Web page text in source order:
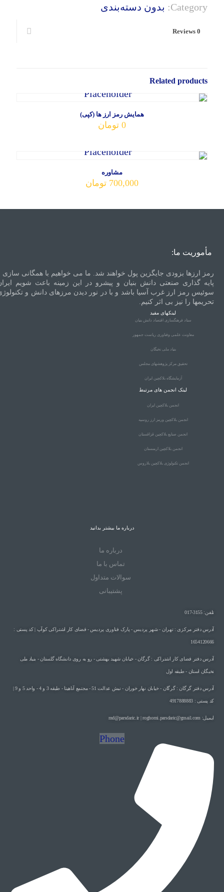
بلاکچین،
و
Category: بدون دسته‌بندی
Reviews 0
Related products
همایش رمز ارز ها (کپی)
0 تومان
مشاوره
700,000 تومان
مأموریت ما:
رمز ارزها بزودی جایگزین پول خواهند شد. ما می خواهیم با همگانی سازی
پایه گذاری صنعتی دانش بنیان و پیشرو در این زمینه باعث شویم
سوئیس رمز ارز غرب آسیا باشد و با در نور دیدن مرزهای دانش و
تحریمها را نیز بی اثر کنیم.
لینکهای مفید
ستاد فرهنگسازی اقتصاد دانش بنیان
معاونت علمی وفناوری ریاست جمهور
بنیاد ملی نخبگان
تحقیق مرکز پژوهشهای مجلس
آزمایشگاه بلاکچین ایران
لینک انجمن های مرتبط
انجمن بلاکچین ایران
انجمن بلاکچین ورمز ارز روسیه
انجمن صنایع بلاکچین قزاقستان
انجمن بلاکچین ارمنستان
انجمن تکنولوژی بلاکچین بلاروس
درباره ما بیشتر بدانید
درباره ما
تماس با ما
سوالات متداول
پشتیبانی
تلفن: 3155-017
آدرس دفتر مرکزی : تهران - شهر پردیس - پارک فناوری پردیس - فضای کار اشتراکی کوآپ | کد پستی :
1654120666
آدرس دفتر فضای کار اشتراکی : گرگان - خیابان شهید بهشتی - رو به روی دانشگاه گلستان - بنیاد ملی
نخبگان استان - طبقه اول
آدرس دفتر گرگان : گرگان - خيابان نهار خوران - نبش عدالت 51 - مجتمع آناهيتا - طبقه 3 و 4 - واحد 5 و 9 |
کد پستی : 4917888883
ایمیل: md@parsdaric.ir | roghomi.parsdaric@gmail.com
Phone